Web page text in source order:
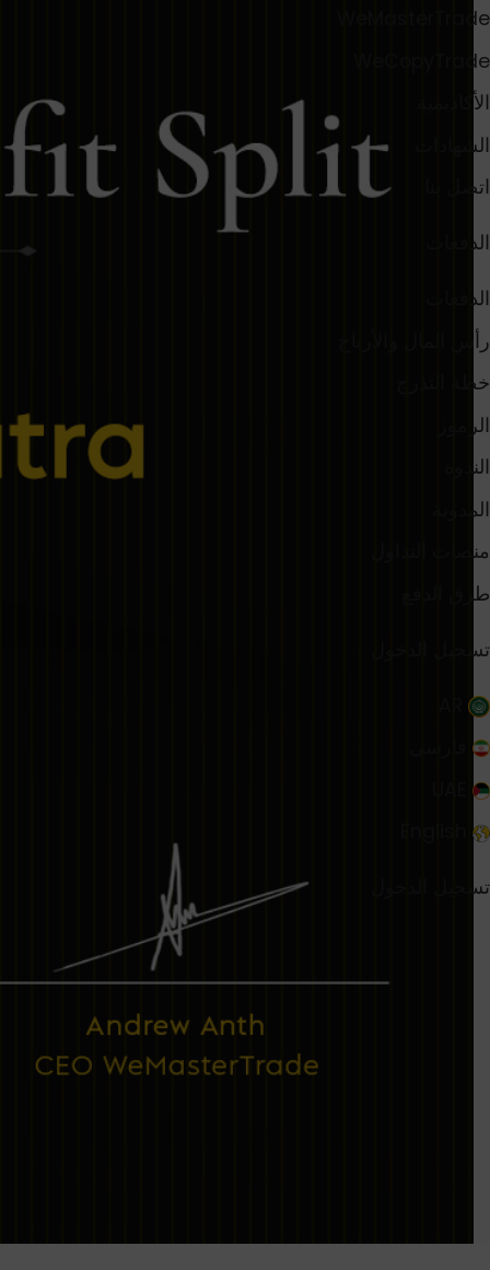
WeMasterTrade
WeCopyTrade
الأكاديمية
الشهادات
اتصل بنا
الدفعات
الدفعات
رأس المال والأرباح
خطة التدرج
الرموز
الندوة
المدونة
منصات التداول
طرق الدفع
تسجيل الدخول
تسجيل الدخول